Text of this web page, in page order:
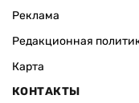
Реклама
Редакционная
Карта
КОНТАКТЫ